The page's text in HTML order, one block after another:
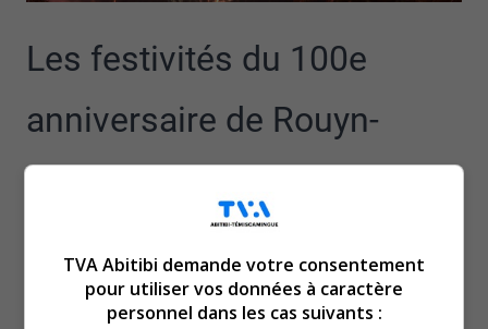
Les festivités du 100e
anniversaire de Rouyn-
Noranda ont commencé
Ces dernières donnent le ton pour l’année 2026, comme
en témoigne Samuelle Ramsay-Houle, organisatrice de
TVA Abitibi demande votre consentement
pour utiliser vos données à caractère
personnel dans les cas suivants :